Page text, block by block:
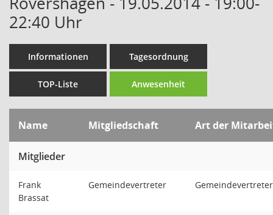
22:40 Uhr
Informationen Tagesordnung
TOP-Liste Anwesenheit
Name Mitgliedschaft Art der
Mitglieder
Frank
Brassat
Gemeindevertreter Gemeindevertreter